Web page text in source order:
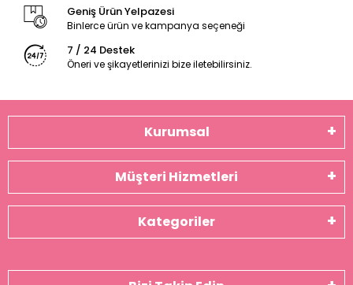
Geniş Ürün Yelpazesi
Binlerce ürün ve kampanya seçeneği
7 / 24 Destek
Öneri ve şikayetlerinizi bize iletebilirsiniz.
Kurumsal
Müşteri Hizmetleri
Kategoriler